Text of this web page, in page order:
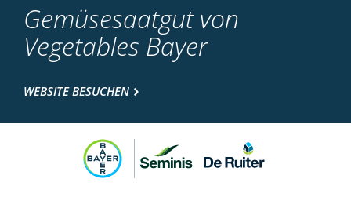
Gemüsesaatgut von
Vegetables Bayer
WEBSITE BESUCHEN